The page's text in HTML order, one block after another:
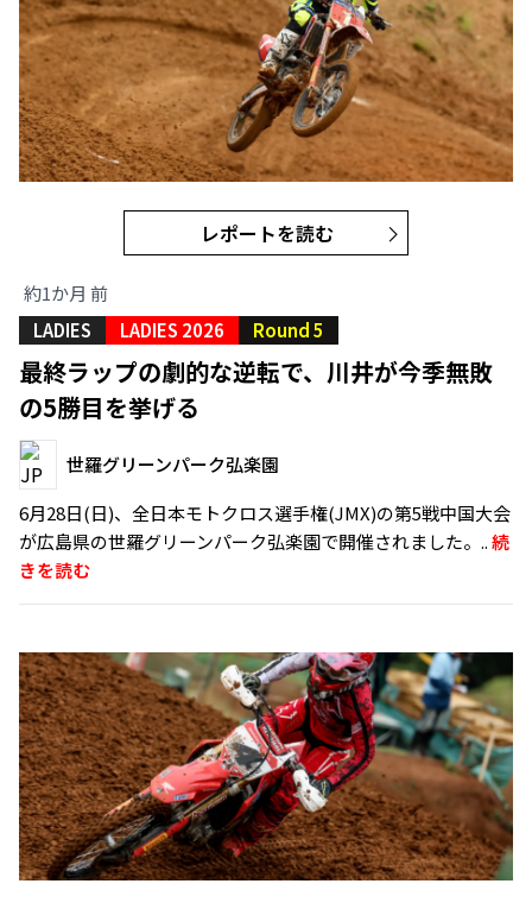
レポートを読む
約1か月 前
LADIES
LADIES 2026 Round 5
最終ラップの劇的な逆転で、川井が今季無敗
の5勝目を挙げる
世羅グリーンパーク弘楽園
6月28日(日)、全日本モトクロス選手権(JMX)の第5戦中国大会
が広島県の世羅グリーンパーク弘楽園で開催されました。..続
きを読む